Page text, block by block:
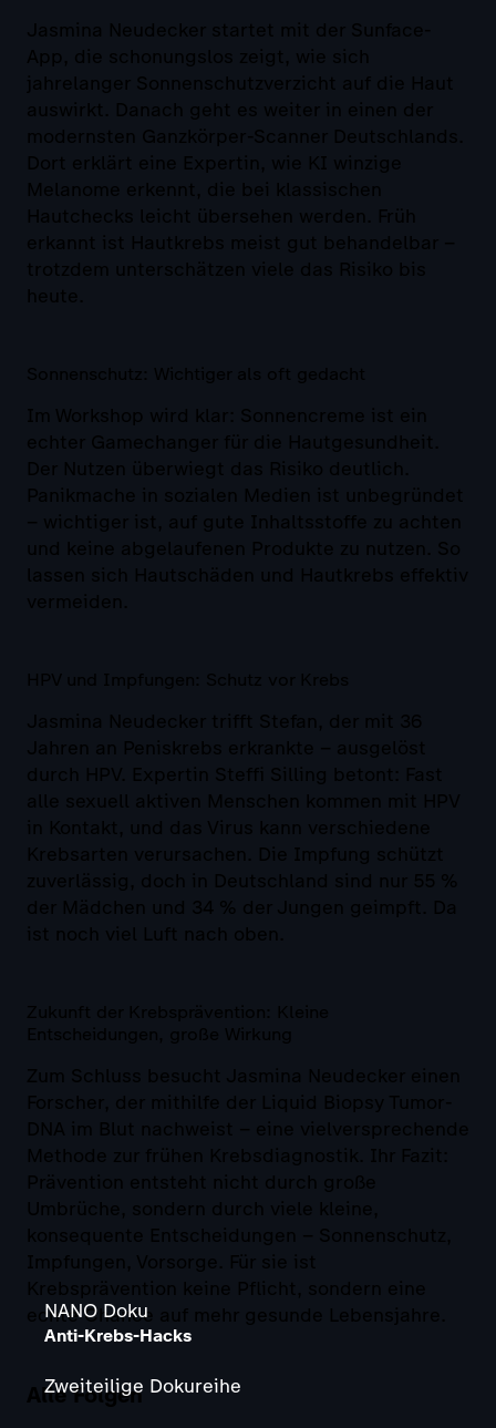
Jasmina Neudecker startet mit der Sunface-
App, die schonungslos zeigt, wie sich
jahrelanger Sonnenschutzverzicht auf die Haut
auswirkt. Danach geht es weiter in einen der
modernsten Ganzkörper-Scanner Deutschlands.
Dort erklärt eine Expertin, wie KI winzige
Melanome erkennt, die bei klassischen
Hautchecks leicht übersehen werden. Früh
erkannt ist Hautkrebs meist gut behandelbar –
trotzdem unterschätzen viele das Risiko bis
heute.
Sonnenschutz: Wichtiger als oft gedacht
Im Workshop wird klar: Sonnencreme ist ein
echter Gamechanger für die Hautgesundheit.
Der Nutzen überwiegt das Risiko deutlich.
Panikmache in sozialen Medien ist unbegründet
– wichtiger ist, auf gute Inhaltsstoffe zu achten
und keine abgelaufenen Produkte zu nutzen. So
lassen sich Hautschäden und Hautkrebs effektiv
vermeiden.
HPV und Impfungen: Schutz vor Krebs
Jasmina Neudecker trifft Stefan, der mit 36
Jahren an Peniskrebs erkrankte – ausgelöst
durch HPV. Expertin Steffi Silling betont: Fast
alle sexuell aktiven Menschen kommen mit HPV
in Kontakt, und das Virus kann verschiedene
Krebsarten verursachen. Die Impfung schützt
zuverlässig, doch in Deutschland sind nur 55 %
der Mädchen und 34 % der Jungen geimpft. Da
ist noch viel Luft nach oben.
Zukunft der Krebsprävention: Kleine
Entscheidungen, große Wirkung
Zum Schluss besucht Jasmina Neudecker einen
Forscher, der mithilfe der Liquid Biopsy Tumor-
DNA im Blut nachweist – eine vielversprechende
Methode zur frühen Krebsdiagnostik. Ihr Fazit:
Prävention entsteht nicht durch große
Umbrüche, sondern durch viele kleine,
konsequente Entscheidungen – Sonnenschutz,
Impfungen, Vorsorge. Für sie ist
Krebsprävention keine Pflicht, sondern eine
echte Chance auf mehr gesunde Lebensjahre.
Alle Folgen
NANO Doku
Anti-Krebs-Hacks
Zweiteilige Dokureihe